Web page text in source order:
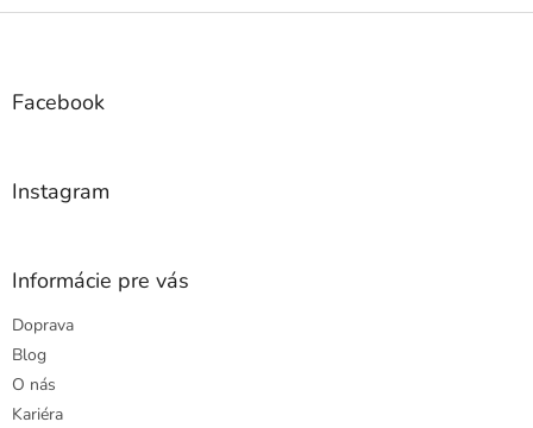
Z
Facebook
Instagram
Informácie pre vás
Doprava
Blog
O nás
Kariéra